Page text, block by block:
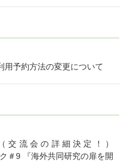
用予約方法の変更について
交流会の詳細決定！）
＃9 『海外共同研究の扉を開